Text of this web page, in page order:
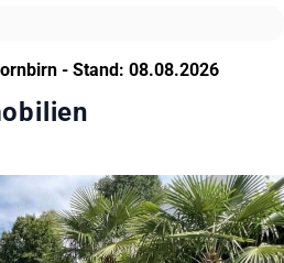
- Stand: 08.08.2026